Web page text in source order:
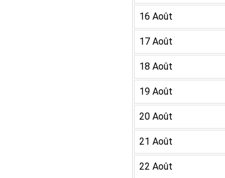
16 Août
17 Août
18 Août
19 Août
20 Août
21 Août
22 Août